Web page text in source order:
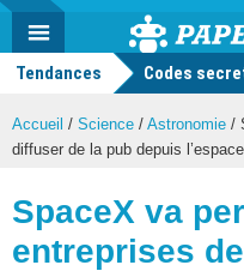
Actu
geek
MENU
Tendances Codes
Accueil / Science / Astronomie /
diffuser de la pub depuis l’espace
SpaceX va
entreprises
Mode